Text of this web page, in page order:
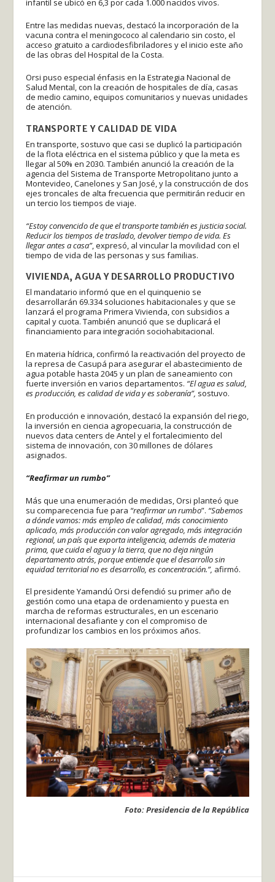
infantil se ubicó en 6,3 por cada 1.000 nacidos vivos.
Entre las medidas nuevas, destacó la incorporación de la
vacuna contra el meningococo al calendario sin costo, el
acceso gratuito a cardiodesfibriladores y el inicio este año
de las obras del Hospital de la Costa.
Orsi puso especial énfasis en la Estrategia Nacional de
Salud Mental, con la creación de hospitales de día, casas
de medio camino, equipos comunitarios y nuevas unidades
de atención.
TRANSPORTE Y CALIDAD DE VIDA
En transporte, sostuvo que casi se duplicó la participación
de la flota eléctrica en el sistema público y que la meta es
llegar al 50% en 2030. También anunció la creación de la
agencia del Sistema de Transporte Metropolitano junto a
Montevideo, Canelones y San José, y la construcción de dos
ejes troncales de alta frecuencia que permitirán reducir en
un tercio los tiempos de viaje.
“Estoy convencido de que el transporte también es justicia social.
Reducir los tiempos de traslado, devolver tiempo de vida. Es
llegar antes a casa”, expresó, al vincular la movilidad con el
tiempo de vida de las personas y sus familias.
VIVIENDA, AGUA Y DESARROLLO PRODUCTIVO
El mandatario informó que en el quinquenio se
desarrollarán 69.334 soluciones habitacionales y que se
lanzará el programa Primera Vivienda, con subsidios a
capital y cuota. También anunció que se duplicará el
financiamiento para integración sociohabitacional.
En materia hídrica, confirmó la reactivación del proyecto de
la represa de Casupá para asegurar el abastecimiento de
agua potable hasta 2045 y un plan de saneamiento con
fuerte inversión en varios departamentos. “El agua es salud,
es producción, es calidad de vida y es soberanía”, sostuvo.
En producción e innovación, destacó la expansión del riego,
la inversión en ciencia agropecuaria, la construcción de
nuevos data centers de Antel y el fortalecimiento del
sistema de innovación, con 30 millones de dólares
asignados.
“Reafirmar un rumbo”
Más que una enumeración de medidas, Orsi planteó que
su comparecencia fue para “reafirmar un rumbo”. “Sabemos
a dónde vamos: más empleo de calidad, más conocimiento
aplicado, más producción con valor agregado, más integración
regional, un país que exporta inteligencia, además de materia
prima, que cuida el agua y la tierra, que no deja ningún
departamento atrás, porque entiende que el desarrollo sin
equidad territorial no es desarrollo, es concentración.”, afirmó.
El presidente Yamandú Orsi defendió su primer año de
gestión como una etapa de ordenamiento y puesta en
marcha de reformas estructurales, en un escenario
internacional desafiante y con el compromiso de
profundizar los cambios en los próximos años.
Foto: Presidencia de la República